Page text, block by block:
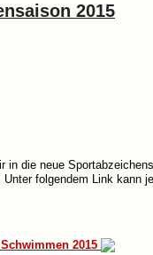
2015
in die neue
Unter folgendem Link kann
2015